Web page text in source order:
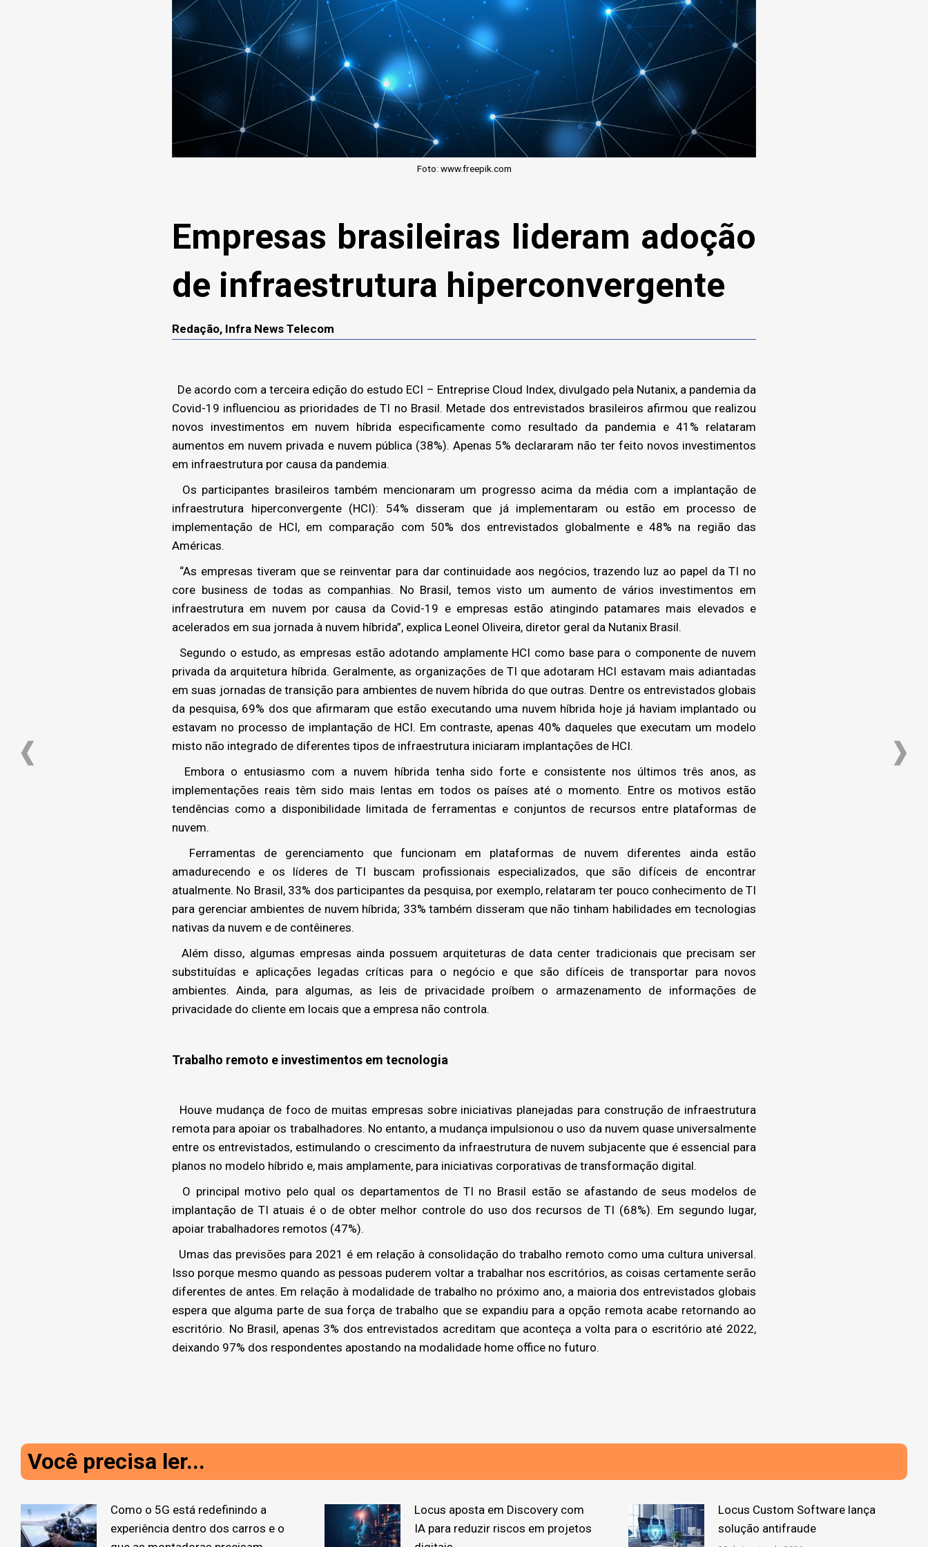
Foto: www.freepik.com
Empresas brasileiras lideram adoção
de infraestrutura hiperconvergente
Redação, Infra News Telecom
De acordo com a terceira edição do estudo ECI – Entreprise Cloud Index, divulgado pela Nutanix, a pandemia da
Covid-19 influenciou as prioridades de TI no Brasil. Metade dos entrevistados brasileiros afirmou que realizou
novos investimentos em nuvem híbrida especificamente como resultado da pandemia e 41% relataram
aumentos em nuvem privada e nuvem pública (38%). Apenas 5% declararam não ter feito novos investimentos
em infraestrutura por causa da pandemia.
Os participantes brasileiros também mencionaram um progresso acima da média com a implantação de
infraestrutura hiperconvergente (HCI): 54% disseram que já implementaram ou estão em processo de
implementação de HCI, em comparação com 50% dos entrevistados globalmente e 48% na região das
Américas.
“As empresas tiveram que se reinventar para dar continuidade aos negócios, trazendo luz ao papel da TI no
core business de todas as companhias. No Brasil, temos visto um aumento de vários investimentos em
infraestrutura em nuvem por causa da Covid-19 e empresas estão atingindo patamares mais elevados e
acelerados em sua jornada à nuvem híbrida”, explica Leonel Oliveira, diretor geral da Nutanix Brasil.
Segundo o estudo, as empresas estão adotando amplamente HCI como base para o componente de nuvem
privada da arquitetura híbrida. Geralmente, as organizações de TI que adotaram HCI estavam mais adiantadas
em suas jornadas de transição para ambientes de nuvem híbrida do que outras. Dentre os entrevistados globais
da pesquisa, 69% dos que afirmaram que estão executando uma nuvem híbrida hoje já haviam implantado ou
estavam no processo de implantação de HCI. Em contraste, apenas 40% daqueles que executam um modelo
misto não integrado de diferentes tipos de infraestrutura iniciaram implantações de HCI.
Embora o entusiasmo com a nuvem híbrida tenha sido forte e consistente nos últimos três anos, as
implementações reais têm sido mais lentas em todos os países até o momento. Entre os motivos estão
tendências como a disponibilidade limitada de ferramentas e conjuntos de recursos entre plataformas de
nuvem.
Ferramentas de gerenciamento que funcionam em plataformas de nuvem diferentes ainda estão
amadurecendo e os líderes de TI buscam profissionais especializados, que são difíceis de encontrar
atualmente. No Brasil, 33% dos participantes da pesquisa, por exemplo, relataram ter pouco conhecimento de TI
para gerenciar ambientes de nuvem híbrida; 33% também disseram que não tinham habilidades em tecnologias
nativas da nuvem e de contêineres.
Além disso, algumas empresas ainda possuem arquiteturas de data center tradicionais que precisam ser
substituídas e aplicações legadas críticas para o negócio e que são difíceis de transportar para novos
ambientes. Ainda, para algumas, as leis de privacidade proíbem o armazenamento de informações de
privacidade do cliente em locais que a empresa não controla.
Trabalho remoto e investimentos em tecnologia
Houve mudança de foco de muitas empresas sobre iniciativas planejadas para construção de infraestrutura
remota para apoiar os trabalhadores. No entanto, a mudança impulsionou o uso da nuvem quase universalmente
entre os entrevistados, estimulando o crescimento da infraestrutura de nuvem subjacente que é essencial para
planos no modelo híbrido e, mais amplamente, para iniciativas corporativas de transformação digital.
O principal motivo pelo qual os departamentos de TI no Brasil estão se afastando de seus modelos de
implantação de TI atuais é o de obter melhor controle do uso dos recursos de TI (68%). Em segundo lugar,
apoiar trabalhadores remotos (47%).
Umas das previsões para 2021 é em relação à consolidação do trabalho remoto como uma cultura universal.
Isso porque mesmo quando as pessoas puderem voltar a trabalhar nos escritórios, as coisas certamente serão
diferentes de antes. Em relação à modalidade de trabalho no próximo ano, a maioria dos entrevistados globais
espera que alguma parte de sua força de trabalho que se expandiu para a opção remota acabe retornando ao
escritório. No Brasil, apenas 3% dos entrevistados acreditam que aconteça a volta para o escritório até 2022,
deixando 97% dos respondentes apostando na modalidade home office no futuro.
Você precisa ler...
Como o 5G está redefinindo a
experiência dentro dos carros e o
Locus aposta em Discovery com
IA para reduzir riscos em projetos
Locus Custom Software lança
solução antifraude